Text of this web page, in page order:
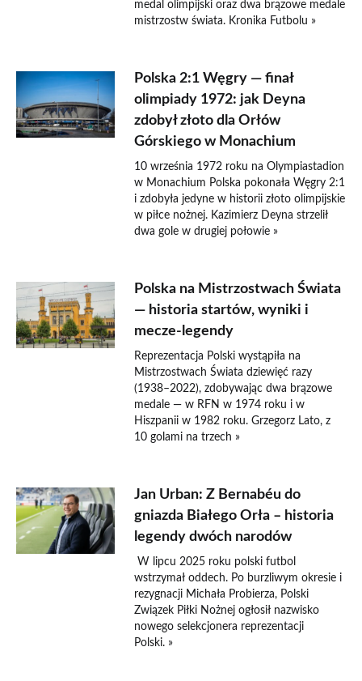
medal olimpijski oraz dwa brązowe medale
mistrzostw świata. Kronika Futbolu »
Polska 2:1 Węgry — finał
olimpiady 1972: jak Deyna
zdobył złoto dla Orłów
Górskiego w Monachium
10 września 1972 roku na Olympiastadion
w Monachium Polska pokonała Węgry 2:1
i zdobyła jedyne w historii złoto olimpijskie
w piłce nożnej. Kazimierz Deyna strzelił
dwa gole w drugiej połowie »
Polska na Mistrzostwach Świata
— historia startów, wyniki i
mecze-legendy
Reprezentacja Polski wystąpiła na
Mistrzostwach Świata dziewięć razy
(1938–2022), zdobywając dwa brązowe
medale — w RFN w 1974 roku i w
Hiszpanii w 1982 roku. Grzegorz Lato, z
10 golami na trzech »
Jan Urban: Z Bernabéu do
gniazda Białego Orła – historia
legendy dwóch narodów
W lipcu 2025 roku polski futbol
wstrzymał oddech. Po burzliwym okresie i
rezygnacji Michała Probierza, Polski
Związek Piłki Nożnej ogłosił nazwisko
nowego selekcjonera reprezentacji
Polski. »